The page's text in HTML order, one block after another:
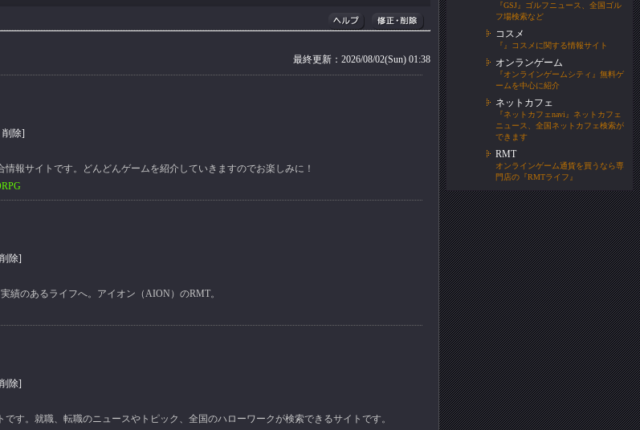
最終更新：2026/08/02(Sun) 01:38
削除]
報サイトです。どんどんゲームを紹介していきますのでお楽しみに！
除]
績のあるライフへ。アイオン（AION）のRMT。
除]
す。就職、転職のニュースやトピック、全国のハローワークが検索できるサイトです。
『GSJ』ゴルフニュース、全国ゴル
フ場検索など
コスメ
『』コスメに関する情報サイト
オンランゲーム
『オンラインゲームシティ』無料ゲ
ームを中心に紹介
ネットカフェ
『ネットカフェnavi』ネットカフェ
ニュース、全国ネットカフェ検索が
できます
RMT
オンラインゲーム通貨を買うなら専
門店の『RMTライフ』